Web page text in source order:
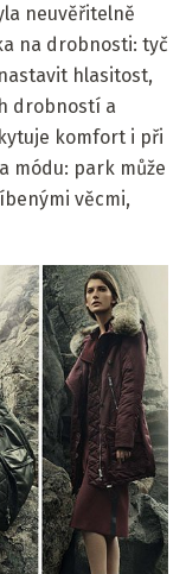
neuvěřitelně
na drobnosti: tyč
hlasitost,
drobností a
komfort i při
módu: park může
věcmi,